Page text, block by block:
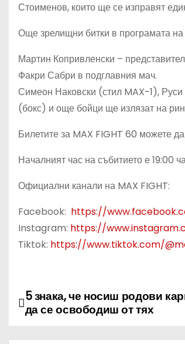
Стоименов, които ще се изправят
Още зрелищни битки в програмата
Мартин Копривленски –
Факри Сабри в подглавния мач.
Симеон Наковски (стил MAX-1),
(бокс) и още бойци ще излязат на
Билетите за MAX FIGHT 60 можете
Началният час на събитието е 19:00
Официални канали на MAX FIGHT:
Facebook: https://
Instagram: https://
Tiktok: https://www.tiktok.com/
Н5 знака, че носиш родови
да се освободиш от тях